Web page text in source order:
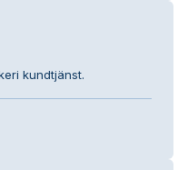
kundtjänst.